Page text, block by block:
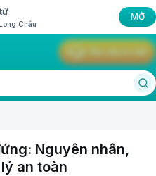
Châu
MỞ
Nguyên nhân,
an toàn